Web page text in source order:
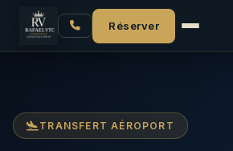
Réserver
Accueil Aéroport MRS
TRANSFERT AÉROPORT